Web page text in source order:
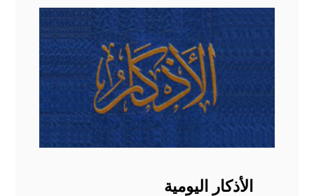
الأذكار اليومية